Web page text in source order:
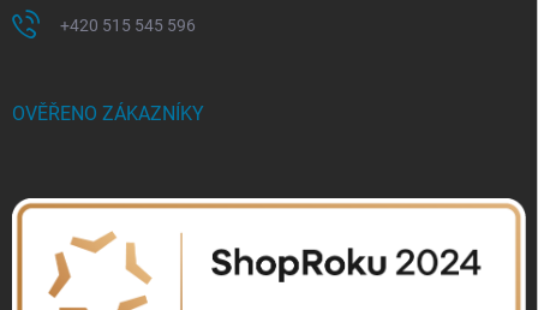
+420 515 545 596
OVĚŘENO ZÁKAZNÍKY